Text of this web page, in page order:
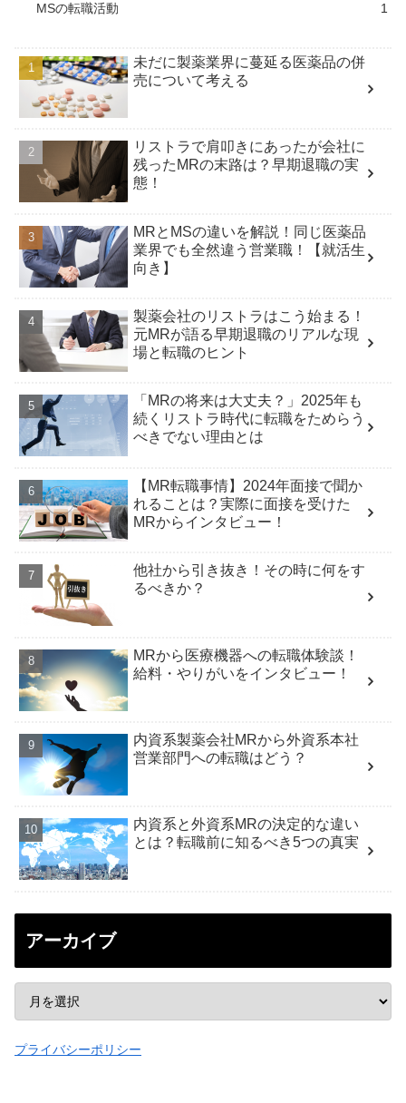
MSの転職活動 1
未だに製薬業界に蔓延る医薬品の併
売について考える
リストラで肩叩きにあったが会社に
残ったMRの末路は？早期退職の実
態！
MRとMSの違いを解説！同じ医薬品
業界でも全然違う営業職！【就活生
向き】
製薬会社のリストラはこう始まる！
元MRが語る早期退職のリアルな現
場と転職のヒント
「MRの将来は大丈夫？」2025年も
続くリストラ時代に転職をためらう
べきでない理由とは
【MR転職事情】2024年面接で聞か
れることは？実際に面接を受けた
MRからインタビュー！
他社から引き抜き！その時に何をす
るべきか？
MRから医療機器への転職体験談！
給料・やりがいをインタビュー！
内資系製薬会社MRから外資系本社
営業部門への転職はどう？
内資系と外資系MRの決定的な違い
とは？転職前に知るべき5つの真実
アーカイブ
プライバシーポリシー